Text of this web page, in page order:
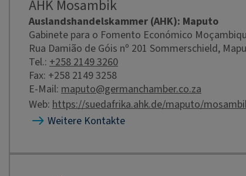
AHK Mosambik
Auslandshandelskammer (AHK): Maputo
Gabinete para o Fomento Económico
Rua Damião de Góis nº 201 Sommerschield,
Tel.: +258 2149 3260
Fax: +258 2149 3258
E-Mail: maputo@germanchamber.co.za
Web: https://suedafrika.ahk.de/maputo/
Weitere Kontakte